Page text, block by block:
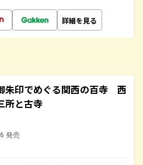
詳細を見る
印でめぐる関西の百寺 西
所と古寺
発売